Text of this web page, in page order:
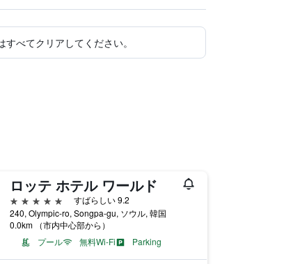
べてクリアしてください。
ロッテ ホテル ワールド
5つ星
すばらしい 9.2
240, Olympic-ro, Songpa-gu, ソウル, 韓国
0.0km （市内中心部から）
プール
無料Wi-Fi Parking